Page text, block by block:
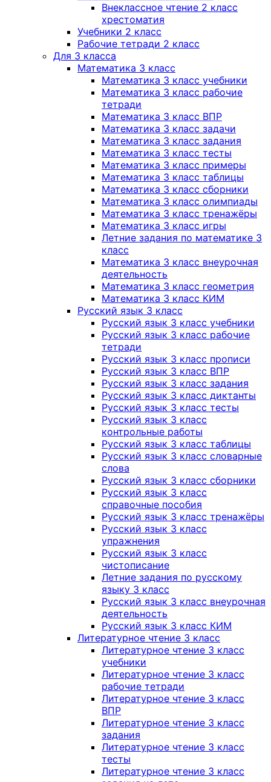
Внеклассное чтение 2 класс
хрестоматия
Учебники 2 класс
Рабочие тетради 2 класс
Для 3 класса
Математика 3 класс
Математика 3 класс учебники
Математика 3 класс рабочие
тетради
Математика 3 класс ВПР
Математика 3 класс задачи
Математика 3 класс задания
Математика 3 класс тесты
Математика 3 класс примеры
Математика 3 класс таблицы
Математика 3 класс сборники
Математика 3 класс олимпиады
Математика 3 класс тренажёры
Математика 3 класс игры
Летние задания по математике 3
класс
Математика 3 класс внеурочная
деятельность
Математика 3 класс геометрия
Математика 3 класс КИМ
Русский язык 3 класс
Русский язык 3 класс учебники
Русский язык 3 класс рабочие
тетради
Русский язык 3 класс прописи
Русский язык 3 класс ВПР
Русский язык 3 класс задания
Русский язык 3 класс диктанты
Русский язык 3 класс тесты
Русский язык 3 класс
контрольные работы
Русский язык 3 класс таблицы
Русский язык 3 класс словарные
слова
Русский язык 3 класс сборники
Русский язык 3 класс
справочные пособия
Русский язык 3 класс тренажёры
Русский язык 3 класс
упражнения
Русский язык 3 класс
чистописание
Летние задания по русскому
языку 3 класс
Русский язык 3 класс внеурочная
деятельность
Русский язык 3 класс КИМ
Литературное чтение 3 класс
Литературное чтение 3 класс
учебники
Литературное чтение 3 класс
рабочие тетради
Литературное чтение 3 класс
ВПР
Литературное чтение 3 класс
задания
Литературное чтение 3 класс
тесты
Литературное чтение 3 класс